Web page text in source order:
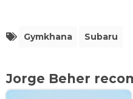
Gymkhana Subaru
Jorge Beher